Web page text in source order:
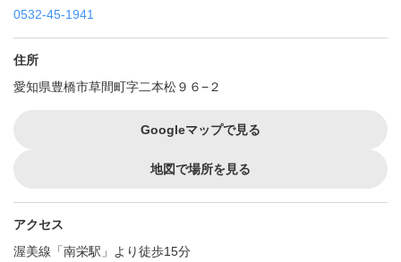
0532-45-1941
住所
愛知県豊橋市草間町字二本松９６−２
Googleマップで見る
地図で場所を見る
アクセス
渥美線「南栄駅」より徒歩15分